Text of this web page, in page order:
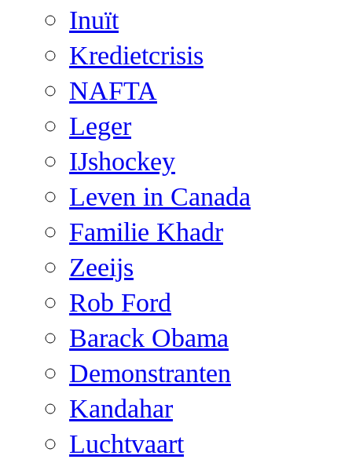
Inuït
Kredietcrisis
NAFTA
Leger
IJshockey
Leven in Canada
Familie Khadr
Zeeijs
Rob Ford
Barack Obama
Demonstranten
Kandahar
Luchtvaart